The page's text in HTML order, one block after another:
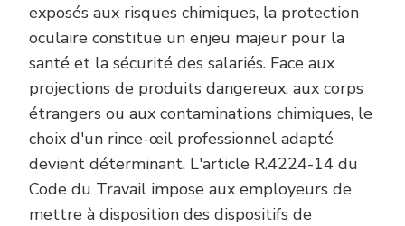
exposés aux risques chimiques, la protection
oculaire constitue un enjeu majeur pour la
santé et la sécurité des salariés. Face aux
projections de produits dangereux, aux corps
étrangers ou aux contaminations chimiques, le
choix d'un rince-œil professionnel adapté
devient déterminant. L'article R.4224-14 du
Code du Travail impose aux employeurs de
mettre à disposition des dispositifs de